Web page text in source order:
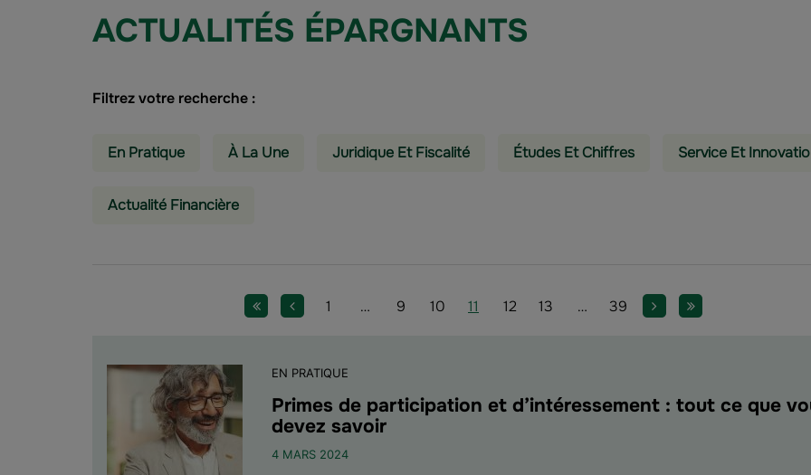
ACTUALITÉS ÉPARGNANTS
Filtrez votre recherche :
En Pratique À La Une Juridique Et Fiscalité Études Et Chiffres Service Et
Actualité Financière
Première page
Page précédente
Page
1 Page
… Page
9 Page
10 Page
11 Page
12 Page
13 Page
… Page
39 Page suivante
Dernière page
EN PRATIQUE
Primes de participation et d’intéressement : tout ce que
devez savoir
4 MARS 2024